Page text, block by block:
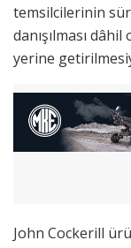
temsilcilerinin
danışılması
yerine
John Cockerill